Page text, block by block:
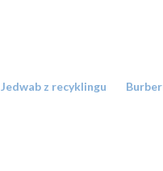
Jedwab z recyklingu